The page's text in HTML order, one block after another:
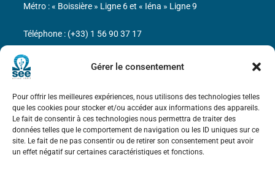
Gérer le consentement
Pour offrir les meilleures expériences, nous utilisons des technologies telles
que les cookies pour stocker et/ou accéder aux informations des appareils.
Le fait de consentir à ces technologies nous permettra de traiter des
données telles que le comportement de navigation ou les ID uniques sur ce
site. Le fait de ne pas consentir ou de retirer son consentement peut avoir
un effet négatif sur certaines caractéristiques et fonctions.
Bicentenaire des découvertes d’André-
Marie Ampère
Mentions légales
Métro : « Boissière » Ligne 6 et « Iéna » Ligne 9
Téléphone : (+33) 1 56 90 37 17
N° de SIREN : 785 393 232, Code APE : 9412Z TVA intra-
communautaire : FR44 785 393 232